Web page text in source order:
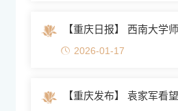
2026-01-17